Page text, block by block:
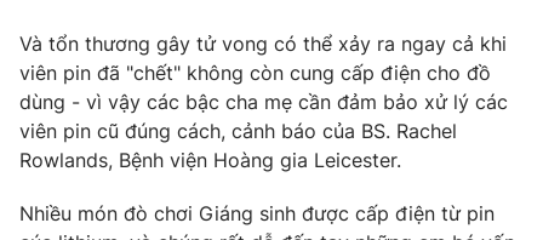
Cơ quan chủ quản:Đài Truyền hình Việt Nam
Cơ quan báo chí:Thời báo VTV
Giấy phép hoạt động báo in và báo điện tử số 483/GP-BTTTT
cấp ngày 29/12/2023
Tổng Biên tập:Vũ Thanh Thủy
Phó Tổng Biên tập:
Nguyễn Thị Mỹ Hạnh, Phạm Quốc Thắng,
Nguyễn Trọng Ninh
Và tổn thương gây tử vong có thể xảy ra ngay cả khi
viên pin đã "chết" không còn cung cấp điện cho đồ
dùng - vì vậy các bậc cha mẹ cần đảm bảo xử lý các
viên pin cũ đúng cách, cảnh báo của BS. Rachel
Rowlands, Bệnh viện Hoàng gia Leicester.
Nhiều món đò chơi Giáng sinh được cấp điện từ pin